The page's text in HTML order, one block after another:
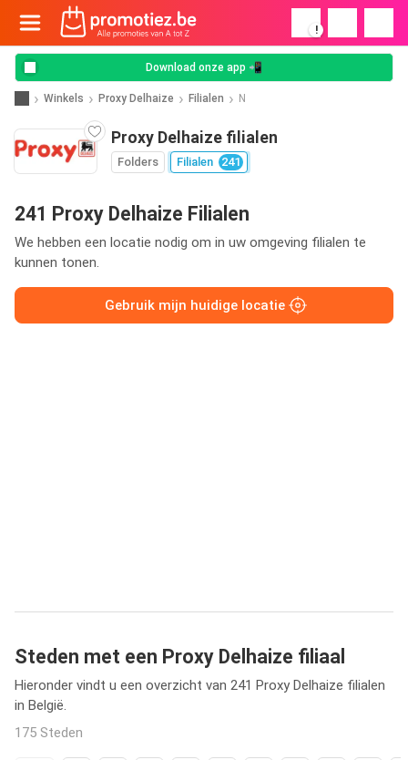
!
Download onze app 📲
Winkels Proxy Delhaize Filialen N
Proxy Delhaize filialen
Folders Filialen 241
241 Proxy Delhaize Filialen
We hebben een locatie nodig om in uw omgeving filialen te
kunnen tonen.
Gebruik mijn huidige locatie
Steden met een Proxy Delhaize filiaal
Hieronder vindt u een overzicht van 241 Proxy Delhaize filialen
in België.
175 Steden